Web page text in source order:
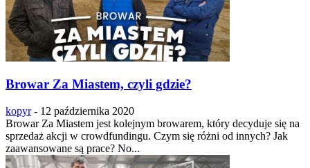
Browar Za Miastem, czyli gdzie?
kopyr - 12 października 2020
Browar Za Miastem jest kolejnym browarem, który decyduje się na
sprzedaż akcji w crowdfundingu. Czym się różni od innych? Jak
zaawansowane są prace? No...